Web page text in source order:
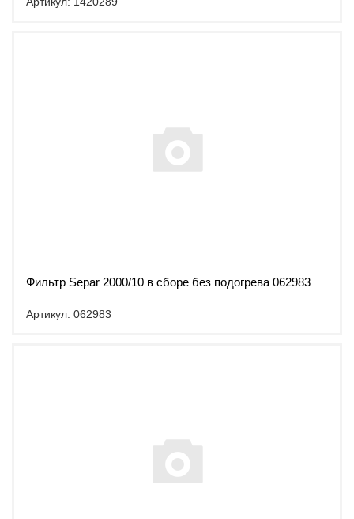
Фильтр Separ 2000/10 в сборе без подогрева 062983
Артикул: 062983